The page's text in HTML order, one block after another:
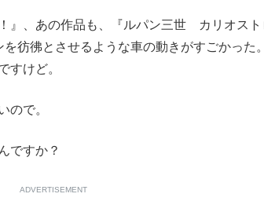
に激怒され... 《BTS
、あの作品も、『ルパン三世 カリオスト
彷彿とさせるような車の動きがすごかった
すけど。
ので。
ですか？
ADVERTISEMENT